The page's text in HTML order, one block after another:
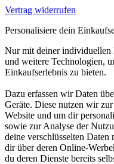
Vertrag widerrufen
Personalisiere dein
Nur mit deiner
und weitere Technologien,
Einkaufserlebnis zu bieten.
Dazu erfassen wir Daten
Geräte. Diese nutzen wir
Website und um dir
sowie zur Analyse der
deine verschlüsselten
dir über deren Online-
du deren Dienste bereits